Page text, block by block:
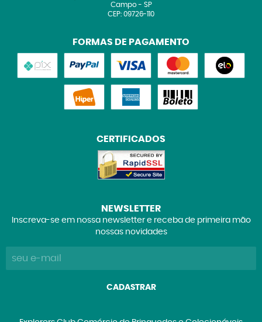
Campo- SP
CEP: 09726-110
FORMAS DE PAGAMENTO
CERTIFICADOS
NEWSLETTER
Inscreva-se em nossa newsletter e receba de primeira mão
nossas novidades
CADASTRAR